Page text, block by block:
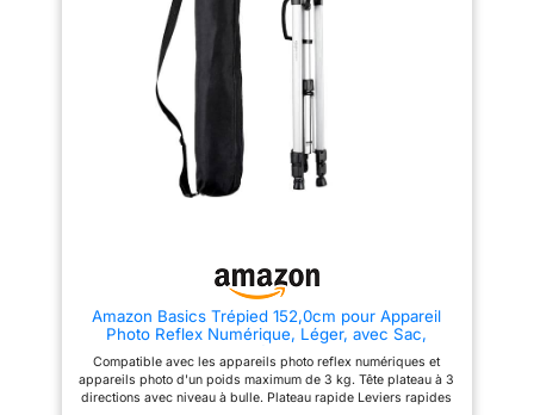
des vidéos Full HD créatives ou
des clichés vidéo des points
culminants de la journée
Enregistrez en toute confiance :
grce à la mise au point
automatique précise, au viseur
optique, à la prise de vue en
rafale jusqu'à 3 images par
seconde et au processeur
d'image DIGIC 4, vous pouvez
facilement capturer l'instant et
noir EOS 2000D ; EF-S 18-55
couvercle de boîtier d'appareil
photo R-F-3 ; sangle EW-400D ;
batterie LC-E10E ; cble
d'alimentation pour chargeur de
batterie ; cache objectif ;
vous vous en souvenez grâce à
Profitez de la prise de vue
guidée en direct avec le mode
finitions uniques avec les filtres
Amazon Basics Trépied 152,0cm pour Appareil
Photo Reflex Numérique, Léger, avec Sac,
Compatible avec les appareils photo reflex numériques et
appareils photo d'un poids maximum de 3 kg. Tête plateau à 3
directions avec niveau à bulle. Plateau rapide Leviers rapides